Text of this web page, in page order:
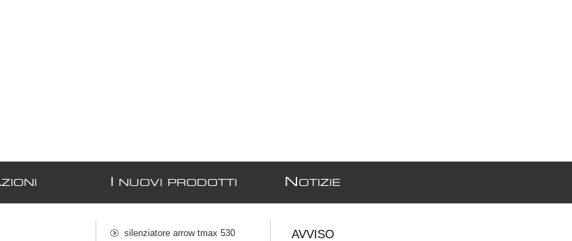
NUOVI PRODOTTI
silenziatore arrow tmax 530
N OTIZIE
AVVISO